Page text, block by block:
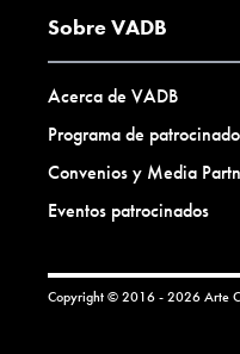
Sobre VADB
Acerca de VADB
Programa de
Convenios y Media
Eventos patrocinados
Copyright © 2016 - 2026 Arte